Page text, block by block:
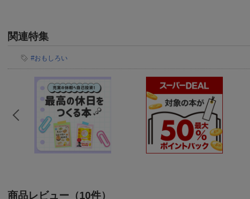
関連特集
#おもしろい
商品レビュー（10件）